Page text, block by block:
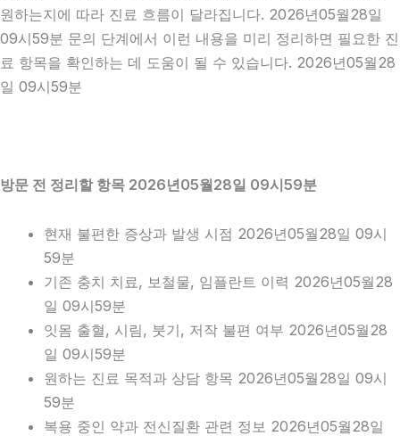
원하는지에 따라 진료 흐름이 달라집니다. 2026년05월28일
09시59분 문의 단계에서 이런 내용을 미리 정리하면 필요한 진
료 항목을 확인하는 데 도움이 될 수 있습니다. 2026년05월28
일 09시59분
방문 전 정리할 항목 2026년05월28일 09시59분
현재 불편한 증상과 발생 시점 2026년05월28일 09시
59분
기존 충치 치료, 보철물, 임플란트 이력 2026년05월28
일 09시59분
잇몸 출혈, 시림, 붓기, 저작 불편 여부 2026년05월28
일 09시59분
원하는 진료 목적과 상담 항목 2026년05월28일 09시
59분
복용 중인 약과 전신질환 관련 정보 2026년05월28일